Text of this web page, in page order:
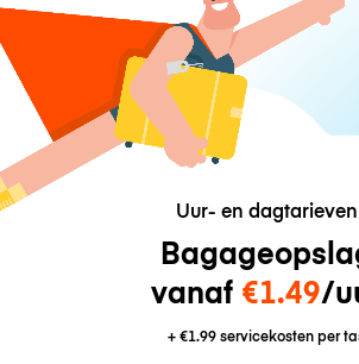
Uur- en dagtarieven
vanaf €1.49/
+€1.99servicekosten per